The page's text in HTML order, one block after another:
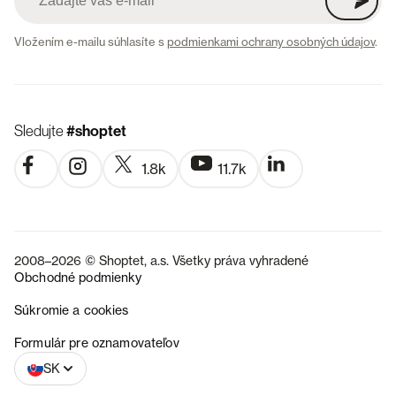
Vložením e-mailu súhlasíte spodmienkami ochrany osobných údajov.
Sledujte#shoptet
1.8k 11.7k
2008–2026 © Shoptet, a.s. Všetky práva vyhradené
Obchodné podmienky
Súkromie a cookies
Formulár pre oznamovateľov
SK